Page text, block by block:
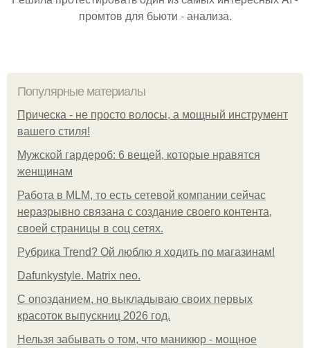
промтов для бьюти - анализа.
Популярные материалы
Прическа - не просто волосы, а мощный инструмент
вашего стиля!
Мужской гардероб: 6 вещей, которые нравятся
женщинам
Работа в MLM, то есть сетевой компании сейчас
неразрывно связана с создание своего контента,
своей страницы в соц сетях.
Рубрика Trend? Ой люблю я ходить по магазинам!
Dafunkystyle. Matrix neo.
С опозданием, но выкладываю своих первых
красоток выпускниц 2026 год.
Нельзя забывать о том, что маникюр - мощное